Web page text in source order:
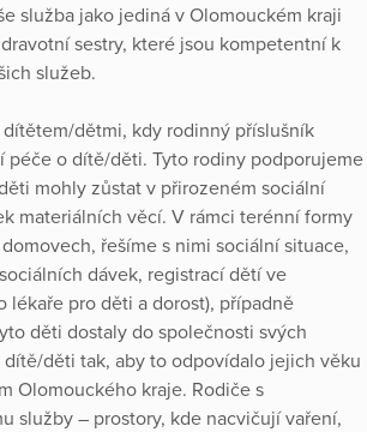
služba jako jediná v Olomouckém kraji
sestry, které jsou kompetentní k
služeb.
dětmi, kdy rodinný příslušník
péče o dítě/děti. Tyto rodiny podporujeme
mohly zůstat v přirozeném sociální
materiálních věcí. V rámci terénní formy
řešíme s nimi sociální situace,
dávek, registrací dětí ve
lékaře pro děti a dorost), případně
děti dostaly do společnosti svých
děti tak, aby to odpovídalo jejich věku
Olomouckého kraje. Rodiče s
služby – prostory, kde nacvičují vaření,